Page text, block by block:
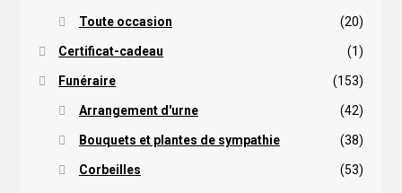
Toute occasion (20)
Certificat-cadeau (1)
Funéraire (153)
Arrangement d'urne (42)
Bouquets et plantes de sympathie (38)
Corbeilles (53)